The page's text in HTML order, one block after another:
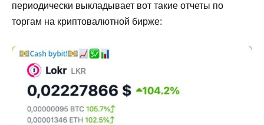
периодически выкладывает вот такие отчеты по
торгам на криптовалютной бирже: